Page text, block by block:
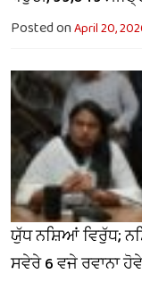
Posted onApril 20,
ਯੁੱਧ ਨਸ਼ਿਆਂ ਵਿਰੁੱਧ;
ਸਵੇਰੇ 6 ਵਜੇ ਰਵਾਨਾ